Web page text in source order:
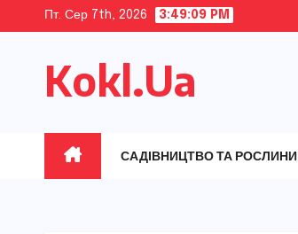
content
Пт. Сер 7th, 2026 3:49:10 PM
Kokl.Ua
САДІВНИЦТВО ТА РОСЛИНИ